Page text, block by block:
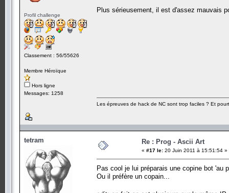
Profil challenge
Classement : 56/55626
Membre Héroïque
Hors ligne
Messages: 1258
Plus sérieusement, il est d'assez mauvais
Les épreuves de hack de NC sont trop faciles ? Et
tetram Re : Prog - Ascii Art
« #17 le: 20 Juin 2011 à 15:51:54 »
Pas cool je lui préparais une copine bot
Ou il préfère un copain...